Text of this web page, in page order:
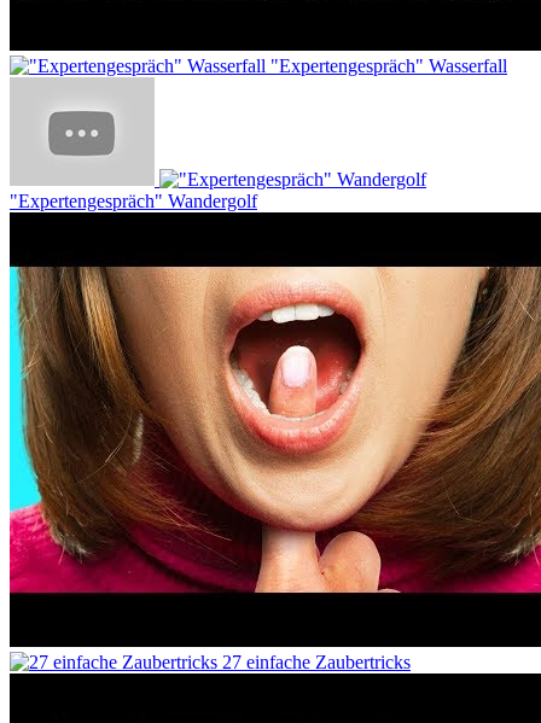
"Expertengespräch" Wasserfall
"Expertengespräch" Wandergolf
27 einfache Zaubertricks